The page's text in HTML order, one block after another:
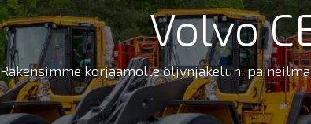
Volvo
Rakensimme korjaamolle öljynjakelun,